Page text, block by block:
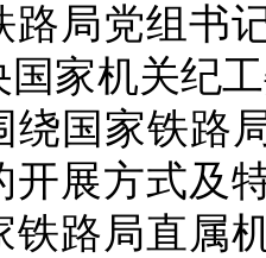
党组书记
家机关纪
绕国家铁路
开展方式及
铁路局直属